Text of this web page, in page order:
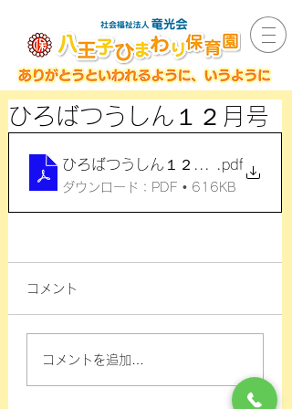
ひろばつうしん１２月号
ひろばつうしん１２月号 .pdf
ダウンロード：PDF • 616KB
コメント
コメントを追加…